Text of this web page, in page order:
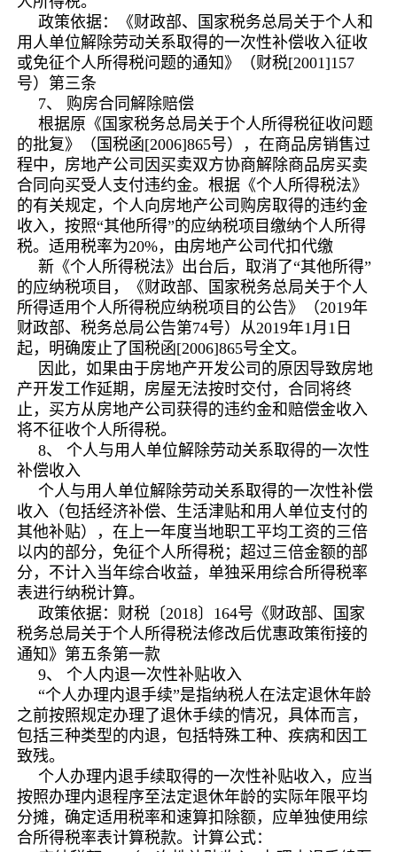
政策依据：《财政部、国家税务总局关于个人和
用人单位解除劳动关系取得的一次性补偿收入征收
或免征个人所得税问题的通知》（财税[2001]157
号）第三条
7、 购房合同解除赔偿
根据原《国家税务总局关于个人所得税征收问题
的批复》（国税函[2006]865号），在商品房销售过
程中，房地产公司因买卖双方协商解除商品房买卖
合同向买受人支付违约金。根据《个人所得税法》
的有关规定，个人向房地产公司购房取得的违约金
收入，按照“其他所得”的应纳税项目缴纳个人所得
税。适用税率为20%，由房地产公司代扣代缴
新《个人所得税法》出台后，取消了“其他所得”
的应纳税项目，《财政部、国家税务总局关于个人
所得适用个人所得税应纳税项目的公告》（2019年
财政部、税务总局公告第74号）从2019年1月1日
起，明确废止了国税函[2006]865号全文。
因此，如果由于房地产开发公司的原因导致房地
产开发工作延期，房屋无法按时交付，合同将终
止，买方从房地产公司获得的违约金和赔偿金收入
将不征收个人所得税。
8、 个人与用人单位解除劳动关系取得的一次性
补偿收入
个人与用人单位解除劳动关系取得的一次性补偿
收入（包括经济补偿、生活津贴和用人单位支付的
其他补贴），在上一年度当地职工平均工资的三倍
以内的部分，免征个人所得税；超过三倍金额的部
分，不计入当年综合收益，单独采用综合所得税率
表进行纳税计算。
政策依据：财税〔2018〕164号《财政部、国家
税务总局关于个人所得税法修改后优惠政策衔接的
通知》第五条第一款
9、 个人内退一次性补贴收入
“个人办理内退手续”是指纳税人在法定退休年龄
之前按照规定办理了退休手续的情况，具体而言，
包括三种类型的内退，包括特殊工种、疾病和因工
致残。
个人办理内退手续取得的一次性补贴收入，应当
按照办理内退程序至法定退休年龄的实际年限平均
分摊，确定适用税率和速算扣除额，应单独使用综
合所得税率表计算税款。计算公式：